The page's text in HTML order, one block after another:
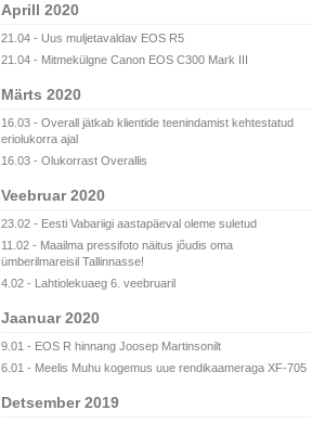
Aprill 2020
21.04 - Uus muljetavaldav EOS R5
21.04 - Mitmekülgne Canon EOS C300 Mark III
Märts 2020
16.03 - Overall jätkab klientide teenindamist kehtestatud
eriolukorra ajal
16.03 - Olukorrast Overallis
Veebruar 2020
23.02 - Eesti Vabariigi aastapäeval oleme suletud
11.02 - Maailma pressifoto näitus jõudis oma
ümberilmareisil Tallinnasse!
4.02 - Lahtiolekuaeg 6. veebruaril
Jaanuar 2020
9.01 - EOS R hinnang Joosep Martinsonilt
6.01 - Meelis Muhu kogemus uue rendikaameraga XF-705
Detsember 2019